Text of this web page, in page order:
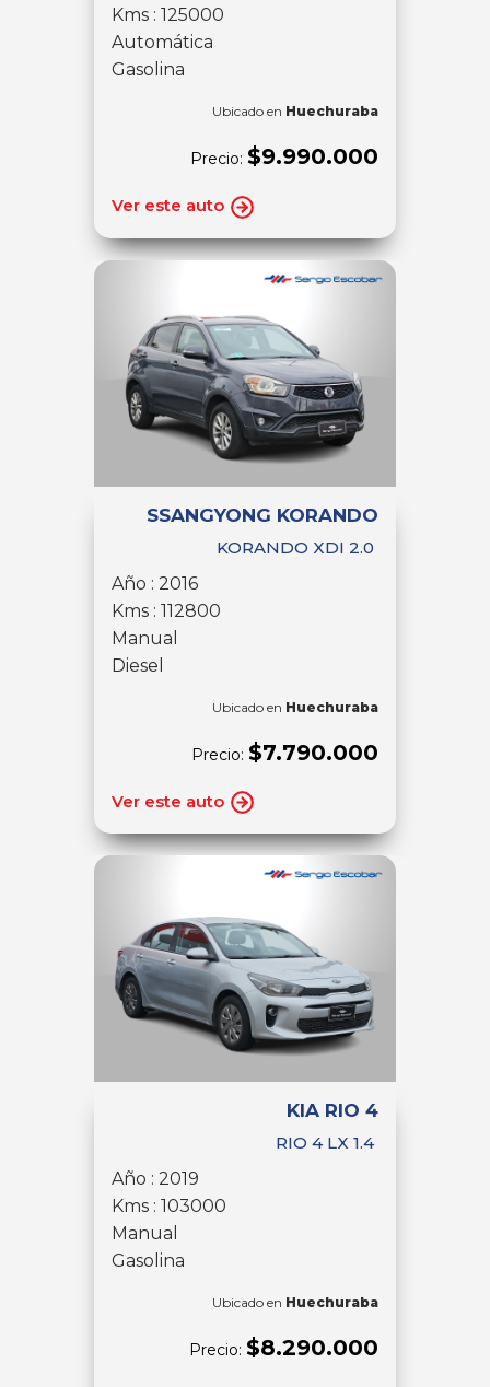
Kms : 125000
Automática
Gasolina
Ubicado en Huechuraba
Precio: $9.990.000
Ver este auto
SSANGYONG KORANDO
KORANDO XDI 2.0
Año : 2016
Kms : 112800
Manual
Diesel
Ubicado en Huechuraba
Precio: $7.790.000
Ver este auto
KIA RIO 4
RIO 4 LX 1.4
Año : 2019
Kms : 103000
Manual
Gasolina
Ubicado en Huechuraba
Precio: $8.290.000